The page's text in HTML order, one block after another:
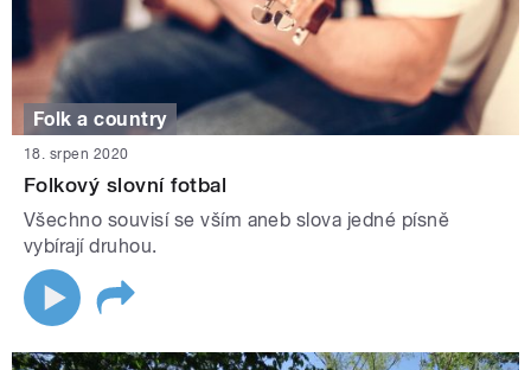
Folk a country
18. srpen 2020
Folkový slovní fotbal
Všechno souvisí se vším aneb slova jedné písně
vybírají druhou.